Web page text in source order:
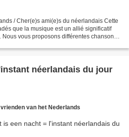
/ Cher(e)s ami(e)s du néerlandais Cette
que la musique est un allié significatif
vous proposons différentes chansons
néerlandais du jour
van het Nederlands